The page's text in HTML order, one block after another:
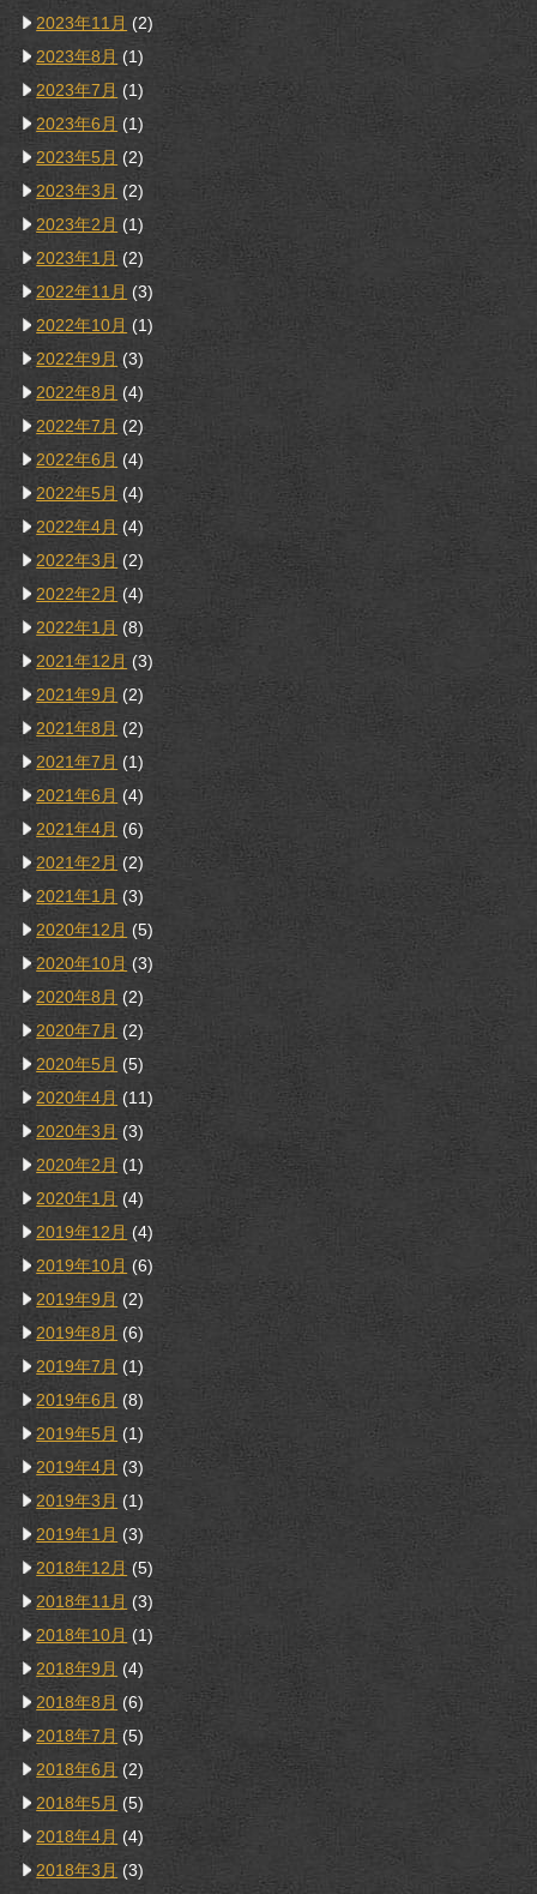
2023年11月 (2)
2023年8月 (1)
2023年7月 (1)
2023年6月 (1)
2023年5月 (2)
2023年3月 (2)
2023年2月 (1)
2023年1月 (2)
2022年11月 (3)
2022年10月 (1)
2022年9月 (3)
2022年8月 (4)
2022年7月 (2)
2022年6月 (4)
2022年5月 (4)
2022年4月 (4)
2022年3月 (2)
2022年2月 (4)
2022年1月 (8)
2021年12月 (3)
2021年9月 (2)
2021年8月 (2)
2021年7月 (1)
2021年6月 (4)
2021年4月 (6)
2021年2月 (2)
2021年1月 (3)
2020年12月 (5)
2020年10月 (3)
2020年8月 (2)
2020年7月 (2)
2020年5月 (5)
2020年4月 (11)
2020年3月 (3)
2020年2月 (1)
2020年1月 (4)
2019年12月 (4)
2019年10月 (6)
2019年9月 (2)
2019年8月 (6)
2019年7月 (1)
2019年6月 (8)
2019年5月 (1)
2019年4月 (3)
2019年3月 (1)
2019年1月 (3)
2018年12月 (5)
2018年11月 (3)
2018年10月 (1)
2018年9月 (4)
2018年8月 (6)
2018年7月 (5)
2018年6月 (2)
2018年5月 (5)
2018年4月 (4)
2018年3月 (3)